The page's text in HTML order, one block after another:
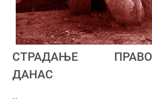
СТРАДАЊЕ
ДАНАС